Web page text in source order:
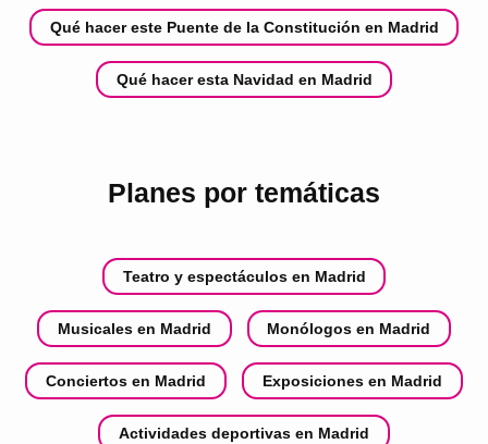
Qué hacer este Puente de la Constitución en Madrid
Qué hacer esta Navidad en Madrid
Planes por temáticas
Teatro y espectáculos en Madrid
Musicales en Madrid Monólogos en Madrid
Conciertos en Madrid Exposiciones en Madrid
Actividades deportivas en Madrid